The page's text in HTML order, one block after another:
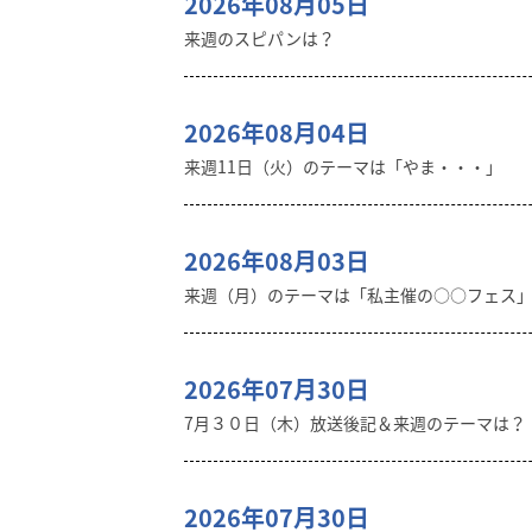
来週のスピパンは？
2026年08月04日
来週11日（火）のテーマは「やま・・・」
2026年08月03日
来週（月）のテーマは「私主催の○○フェス」
2026年07月30日
7月３０日（木）放送後記＆来週のテーマは？
2026年07月30日